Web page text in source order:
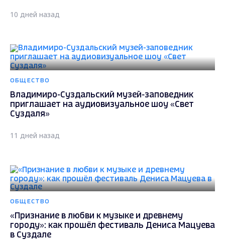
10 дней назад
ОБЩЕСТВО
Владимиро-Суздальский музей-заповедник
приглашает на аудиовизуальное шоу «Свет
Суздаля»
11 дней назад
ОБЩЕСТВО
«Признание в любви к музыке и древнему
городу»: как прошёл фестиваль Дениса Мацуева
в Суздале